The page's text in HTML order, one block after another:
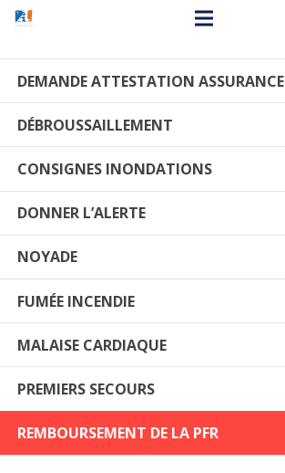
DEMANDE ATTESTATION ASSURANCE
DÉBROUSSAILLEMENT
CONSIGNES INONDATIONS
DONNER L’ALERTE
NOYADE
FUMÉE INCENDIE
MALAISE CARDIAQUE
PREMIERS SECOURS
REMBOURSEMENT DE LA PFR